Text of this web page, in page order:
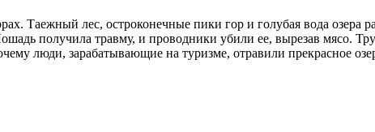
Таежный лес, остроконечные пики гор и голубая вода озера
получила травму, и проводники убили ее, вырезав мясо.
люди, зарабатывающие на туризме, отравили прекрасное